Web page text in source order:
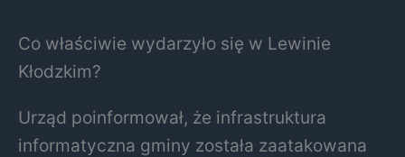
Co właściwie wydarzyło się w Lewinie
Kłodzkim?
Urząd poinformował, że infrastruktura
informatyczna gminy została zaatakowana